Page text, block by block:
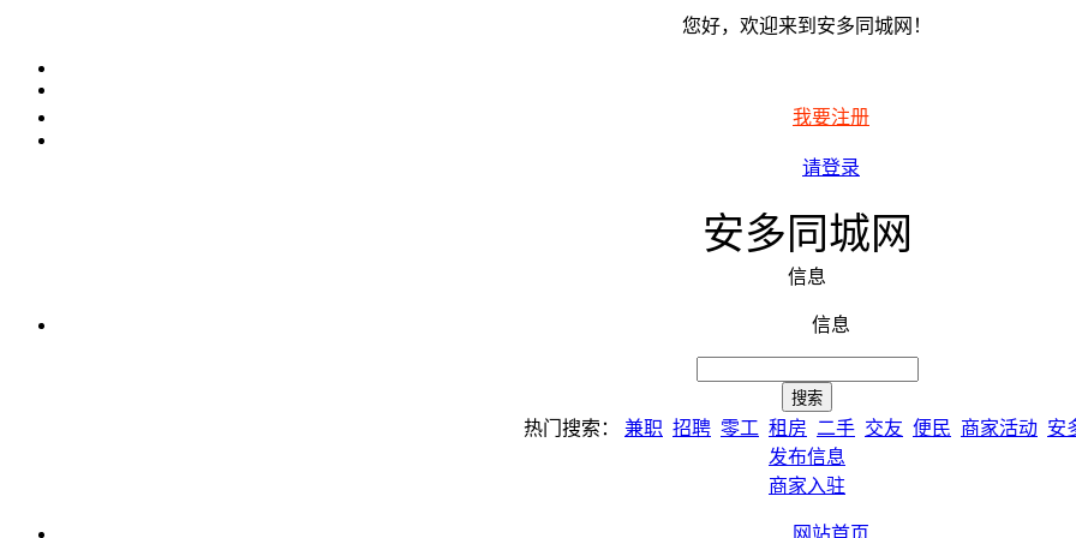
您好，欢迎来到安多同城网！
我要注册
请登录
安多同城网
信息
信息
热门搜索： 兼职 招聘 零工 租房 二手 交友 便民 商家活动 安
发布信息
商家入驻
网站首页